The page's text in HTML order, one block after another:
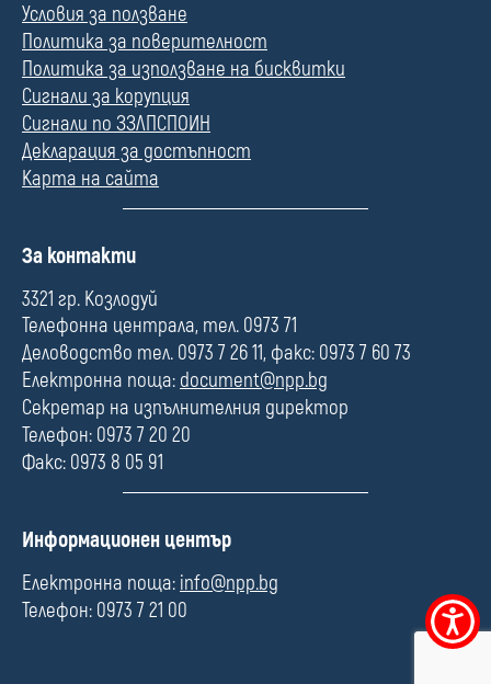
Меню
за
Условия за ползване
Политика за поверителност
Политика за използване на бисквитки
Сигнали за корупция
Сигнали по ЗЗЛПСПОИН
Декларация за достъпност
Карта на сайта
П
л
е
За контакти
3321 гр. Козлодуй
Телефонна централа, тел. 0973 71
Деловодство тел. 0973 7 26 11, факс: 0973 7 60 73
Електронна поща: document@npp.bg
Секретар на изпълнителния директор
Телефон: 0973 7 20 20
Факс: 0973 8 05 91
П
л
е
Информационен център
Електронна поща: info@npp.bg
Телефон: 0973 7 21 00